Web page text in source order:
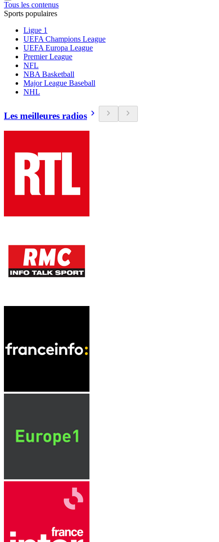
Tous les contenus
Sports populaires
Ligue 1
UEFA Champions League
UEFA Europa League
Premier League
NFL
NBA Basketball
Major League Baseball
NHL
Les meilleures radios